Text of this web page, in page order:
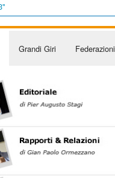
Grandi Giri Federazioni